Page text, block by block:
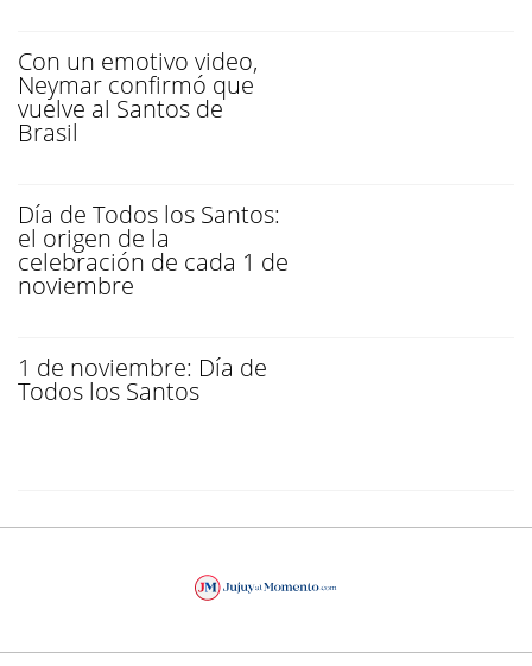
Con un emotivo video,
Neymar confirmó que
vuelve al Santos de
Brasil
Día de Todos los Santos:
el origen de la
celebración de cada 1 de
noviembre
1 de noviembre: Día de
Todos los Santos